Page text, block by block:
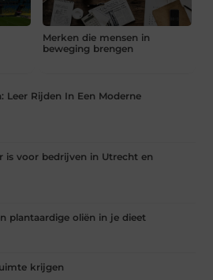
Merken die mensen in
beweging brengen
Leer Rijden In Een Moderne
is voor bedrijven in Utrecht en
plantaardige oliën in je dieet
krijgen